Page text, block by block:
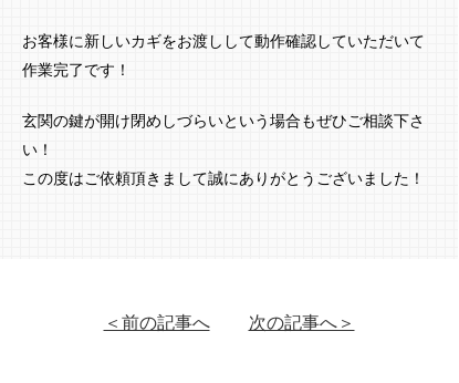
お客様に新しいカギをお渡しして動作確認していただいて
作業完了です！
玄関の鍵が開け閉めしづらいという場合もぜひご相談下さ
い！
この度はご依頼頂きまして誠にありがとうございました！
＜前の記事へ 次の記事へ＞